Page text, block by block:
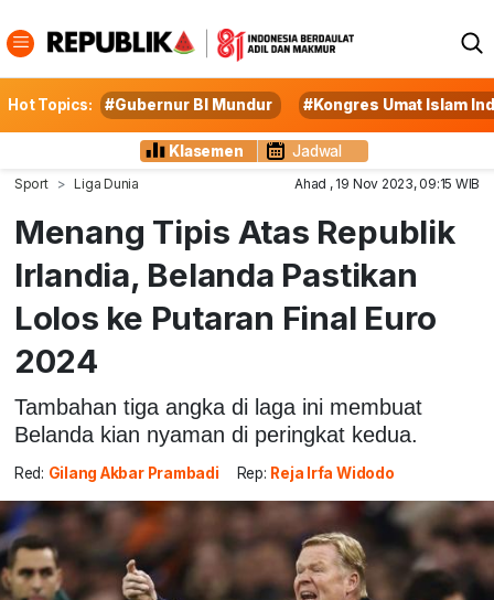
Hot Topics: #Gubernur BI Mundur #Kongres Umat Islam
Klasemen Jadwal
Sport Liga Dunia Ahad , 19 Nov 2023, 09:15 WIB
Menang Tipis Atas Republik
Irlandia, Belanda Pastikan
Lolos ke Putaran Final Euro
2024
Tambahan tiga angka di laga ini membuat
Belanda kian nyaman di peringkat kedua.
Red: Gilang Akbar Prambadi Rep: Reja Irfa Widodo